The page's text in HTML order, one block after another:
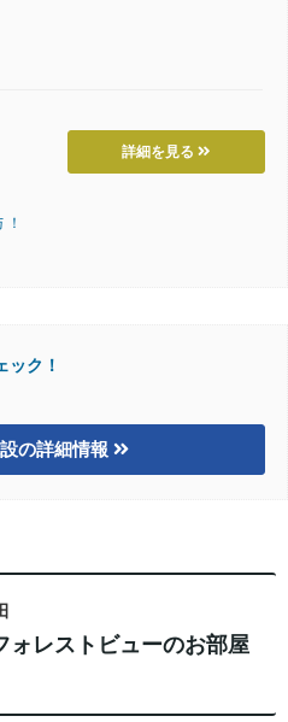
詳細を見る
ック！
の詳細情報
ォレストビューのお部屋